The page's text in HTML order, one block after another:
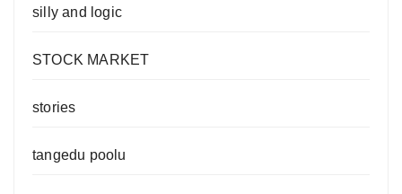
silly and logic
STOCK MARKET
stories
tangedu poolu